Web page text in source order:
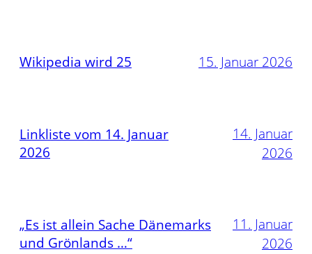
Wikipedia wird 25 15. Januar 2026
Linkliste vom 14. Januar
2026
14. Januar
2026
„Es ist allein Sache Dänemarks
und Grönlands …“
11. Januar
2026